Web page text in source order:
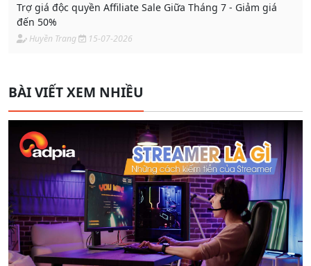
Trợ giá độc quyền Affiliate Sale Giữa Tháng 7 - Giảm giá
đến 50%
Huyền Trang 15-07-2026
BÀI VIẾT XEM NHIỀU